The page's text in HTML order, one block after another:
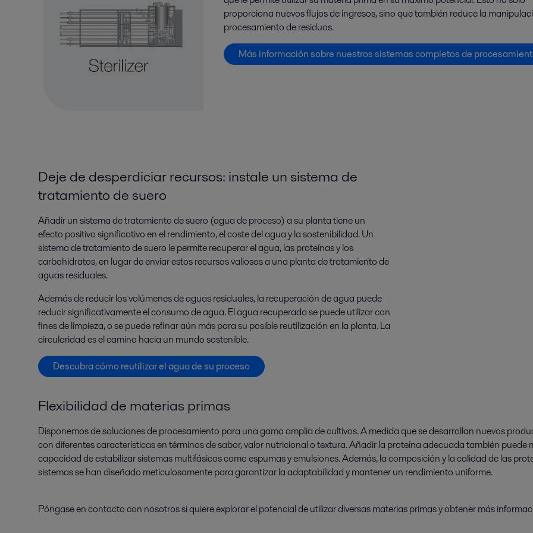
proporciona nuevos flujos de ingresos, sino que también reduce la
procesamiento de residuos.
Más información sobre nuestros sistemas completos de
Deje de desperdiciar recursos: instale un sistema de
tratamiento de suero
Añadir un sistema de tratamiento de suero (agua de proceso) a su planta tiene un
efecto positivo significativo en el rendimiento, el coste del agua y la sostenibilidad. Un
sistema de tratamiento de suero le permite recuperar el agua, las proteínas y los
carbohidratos, en lugar de enviar estos recursos valiosos a una planta de tratamiento de
aguas residuales.
Además de reducir los volúmenes de aguas residuales, la recuperación de agua puede
reducir significativamente el consumo de agua. El agua recuperada se puede utilizar con
fines de limpieza, o se puede refinar aún más para su posible reutilización en la planta.La
circularidad es el camino hacia un mundo sostenible.
Descubra cómo reutilizar el agua de su proceso
Flexibilidad de materias primas
Disponemos de soluciones de procesamiento para una gama amplia de cultivos. A medida que se desarrollan nuevos
con diferentes características en términos de sabor, valor nutricional o textura. Añadir la proteína adecuada también puede
capacidad de estabilizar sistemas multifásicos como espumas y emulsiones. Además, la composición y la calidad de las
sistemas se han diseñado meticulosamente para garantizar la adaptabilidad y mantener un rendimiento uniforme.
Póngase en contacto con nosotros si quiere explorar el potencial de utilizar diversas materias primas y obtener más